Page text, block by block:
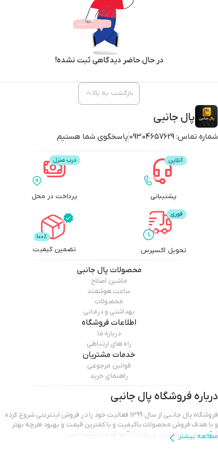
در حال حاضر دیدگاهی ثبت نشده!
پال جانبی
شماره تماس: 09304657629 پاسخگوی شما هستیم
بازگشت به بالا
پشتیبانی پرداخت در محل
تحویل اکسپرس تضمین کیفیت
محصولات پال جانبی
ماشین اصلاح
ساعت هوشمند
محصولات
بهداشتی و درمانی
اطلاعات فروشگاه
درباره ما
راه های ارتباطی
خدمات مشتریان
قوانین مرجوعی
راهنمای خرید
درباره فروشگاه پال جانبی
فروشگاه پال جانبی از سال 1399 فعالیت خود را در فروش اینترنتی شروع کرده
و با هدف فروش محصولات باکیفیت و با کمترین قیمت و بهبود هرچه بهتر
فرآیند خرید مشتریان و رضایت آنها قدم برداشته است.
مطالعه بیشتر